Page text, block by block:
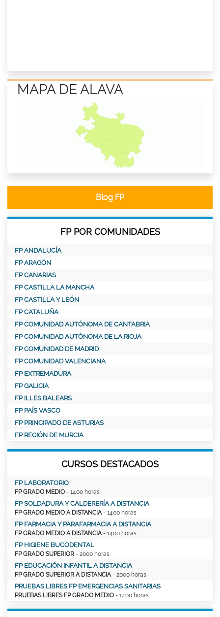
MAPA DE ALAVA
Blog FP
FP POR COMUNIDADES
FP ANDALUCÍA
FP ARAGÓN
FP CANARIAS
FP CASTILLA LA MANCHA
FP CASTILLA Y LEÓN
FP CATALUÑA
FP COMUNIDAD AUTÓNOMA DE CANTABRIA
FP COMUNIDAD AUTÓNOMA DE LA RIOJA
FP COMUNIDAD DE MADRID
FP COMUNIDAD VALENCIANA
FP EXTREMADURA
FP GALICIA
FP ILLES BALEARS
FP PAÍS VASCO
FP PRINCIPADO DE ASTURIAS
FP REGIÓN DE MURCIA
CURSOS DESTACADOS
FP LABORATORIO
FP GRADO MEDIO - 1400 horas
FP SOLDADURA Y CALDERERÍA A DISTANCIA
FP GRADO MEDIO A DISTANCIA - 1400 horas
FP FARMACIA Y PARAFARMACIA A DISTANCIA
FP GRADO MEDIO A DISTANCIA - 1400 horas
FP HIGIENE BUCODENTAL
FP GRADO SUPERIOR - 2000 horas
FP EDUCACIÓN INFANTIL A DISTANCIA
FP GRADO SUPERIOR A DISTANCIA - 2000 horas
PRUEBAS LIBRES FP EMERGENCIAS SANITARIAS
PRUEBAS LIBRES FP GRADO MEDIO - 1400 horas